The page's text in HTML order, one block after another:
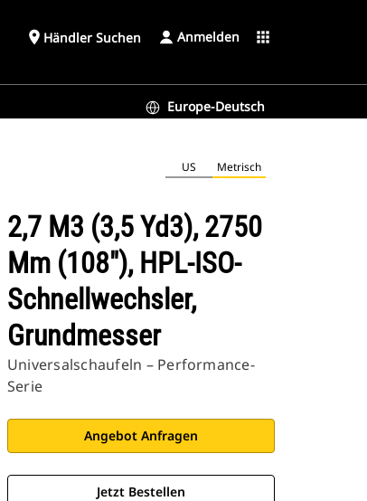
place Händler Suchen Anmelden apps
Europe-Deutsch
US Metrisch
2,7 M3 (3,5 Yd3), 2750
Mm (108"), HPL-ISO-
Schnellwechsler,
Grundmesser
Universalschaufeln – Performance-
Serie
Angebot Anfragen
Jetzt Bestellen